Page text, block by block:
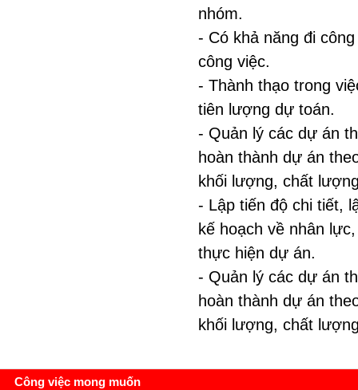
nhóm.
- Có khả năng đi
công việc.
- Thành thạo trong
tiên lượng dự toán.
- Quản lý các dự án
hoàn thành dự án
khối lượng, chất
- Lập tiến độ chi tiết,
kế hoạch về nhân
thực hiện dự án.
- Quản lý các dự án
hoàn thành dự án
khối lượng, chất
Công việc mong muốn